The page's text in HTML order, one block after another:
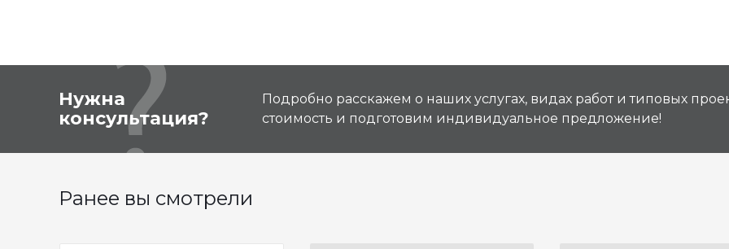
Нужна
консультация?
Подробно расскажем о наших услугах, видах работ и типовых
стоимость и подготовим индивидуальное предложение!
Ранее вы смотрели